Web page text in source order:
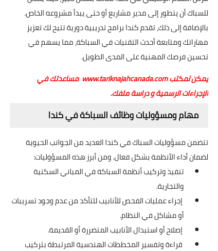
للسباك أن يتطور إلى مدير مشاريع أو حتى يبدأ مشروعه الخاص.
بالإضافة إلى ذلك، تقدم كندا برامج تدريبية دورية تتيح لك تعزيز
مهاراتك ومتابعة أحدث التقنيات في السباكة، مما يسهم في
تحسين فرصك المهنية على المدى الطويل.
يمكن لمكتبwww.tariknajahcanada.com مساعدتك في
الإجراءات الرسمية و دراسة ملفك.
مهام ومسؤوليات وظائف السباكة في كندا
تتضمن مسؤوليات السباك في كندا العديد من الجوانب الحيوية
لضمان أداء الأنظمة بشكل فعال. ومن أبرز هذه المسؤوليات:
تنفيذ وتركيب أنظمة السباكة في المباني السكنية
والتجارية.
إجراء عمليات الفحص للأنابيب للتأكد من عدم وجود تسريبات
أو مشاكل في النظام.
إصلاح أو استبدال الأنابيب المتضررة أو القديمة.
قراءة وتفسير المخططات الهندسية المرتبطة بتركيب